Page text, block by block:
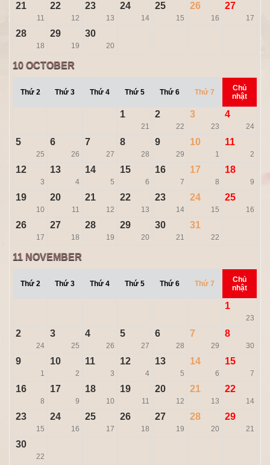
21
11
22
12
23
13
24
14
25
15
26
16
27
17
28
18
29
19
30
20
10 OCTOBER
Thứ 2 Thứ 3 Thứ 4 Thứ 5 Thứ 6 Thứ 7
Chủ
nhật
1
21
2
22
3
23
4
24
5
25
6
26
7
27
8
28
9
29
10
1
11
2
12
3
13
4
14
5
15
6
16
7
17
8
18
9
19
10
20
11
21
12
22
13
23
14
24
15
25
16
26
17
27
18
28
19
29
20
30
21
31
22
11 NOVEMBER
Thứ 2 Thứ 3 Thứ 4 Thứ 5 Thứ 6 Thứ 7
Chủ
nhật
1
23
2
24
3
25
4
26
5
27
6
28
7
29
8
30
9
1
10
2
11
3
12
4
13
5
14
6
15
7
16
8
17
9
18
10
19
11
20
12
21
13
22
14
23
15
24
16
25
17
26
18
27
19
28
20
29
21
30
22